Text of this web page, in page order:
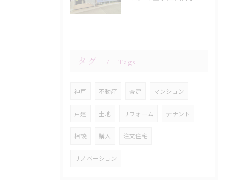
タグ Tags
神戸 不動産 査定 マンション
戸建 土地 リフォーム テナント
相談 購入 注文住宅
リノベーション